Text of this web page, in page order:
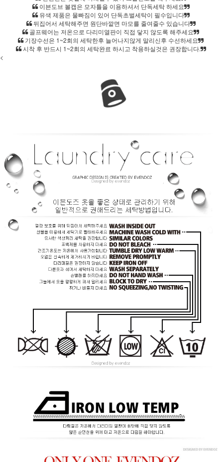
이븐도브 볼캡은 모자틀을 이용하셔서 단독세탁 하세요
유색 제품은 물빠짐이 있어 단독초벌세탁이 필수입니다
뒤집어서 세탁해주면 원단바깥면 마모를 줄여줄수 있습니다
골프웨어는 저온으로 다리미열판이 직접 닿지 않도록 해주세요
기장수선은 1~2회의 세탁한후 늘어나지않게 말리신후 수선하세요
시착 후 반드시 1~2회의 세탁완료 하시고 착용하실것은 권장합니다.
<